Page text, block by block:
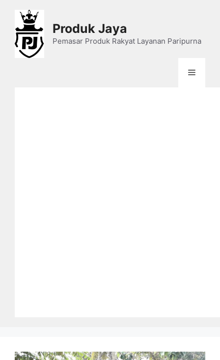
content
Produk Jaya
Pemasar Produk Rakyat Layanan Paripurna
Menu